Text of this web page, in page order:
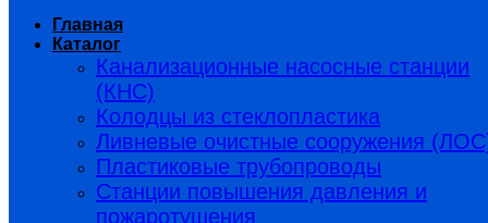
Главная
Каталог
Канализационные насосные станции
(КНС)
Колодцы из стеклопластика
Ливневые очистные сооружения
Пластиковые трубопроводы​
Станции повышения давления и
пожаротушения